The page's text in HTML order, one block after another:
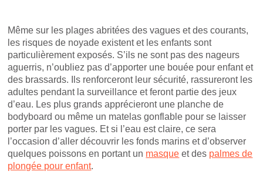
Même sur les plages abritées des vagues et des courants,
les risques de noyade existent et les enfants sont
particulièrement exposés. S’ils ne sont pas des nageurs
aguerris, n’oubliez pas d’apporter une bouée pour enfant et
des brassards. Ils renforceront leur sécurité, rassureront les
adultes pendant la surveillance et feront partie des jeux
d’eau. Les plus grands apprécieront une planche de
bodyboard ou même un matelas gonflable pour se laisser
porter par les vagues. Et si l’eau est claire, ce sera
l’occasion d’aller découvrir les fonds marins et d’observer
quelques poissons en portant un masque et des palmes de
plongée pour enfant.